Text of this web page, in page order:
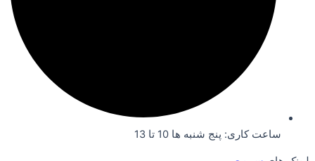
ساعت کاری: پنج شنبه ها 10 تا 13